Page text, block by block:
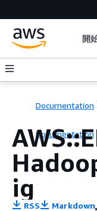
開
Documentation
Documentation
ig
RSS Markdown